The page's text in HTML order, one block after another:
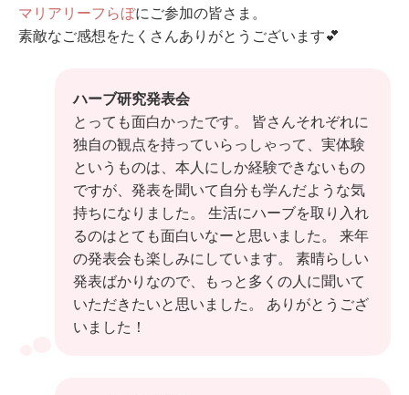
マリアリーフらぼにご参加の皆さま。
素敵なご感想をたくさんありがとうございます💕
ハーブ研究発表会
とっても面白かったです。 皆さんそれぞれに
独自の観点を持っていらっしゃって、実体験
というものは、本人にしか経験できないもの
ですが、発表を聞いて自分も学んだような気
持ちになりました。 生活にハーブを取り入れ
るのはとても面白いなーと思いました。 来年
の発表会も楽しみにしています。 素晴らしい
発表ばかりなので、もっと多くの人に聞いて
いただきたいと思いました。 ありがとうござ
いました！